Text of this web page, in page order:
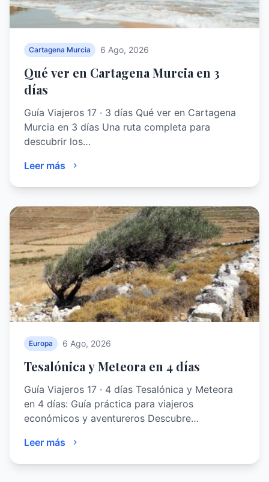
Cartagena Murcia 6 Ago, 2026
Qué ver en Cartagena Murcia en 3
días
Guía Viajeros 17 · 3 días Qué ver en Cartagena
Murcia en 3 días Una ruta completa para
descubrir los…
Leer más
Europa 6 Ago, 2026
Tesalónica y Meteora en 4 días
Guía Viajeros 17 · 4 días Tesalónica y Meteora
en 4 días: Guía práctica para viajeros
económicos y aventureros Descubre…
Leer más